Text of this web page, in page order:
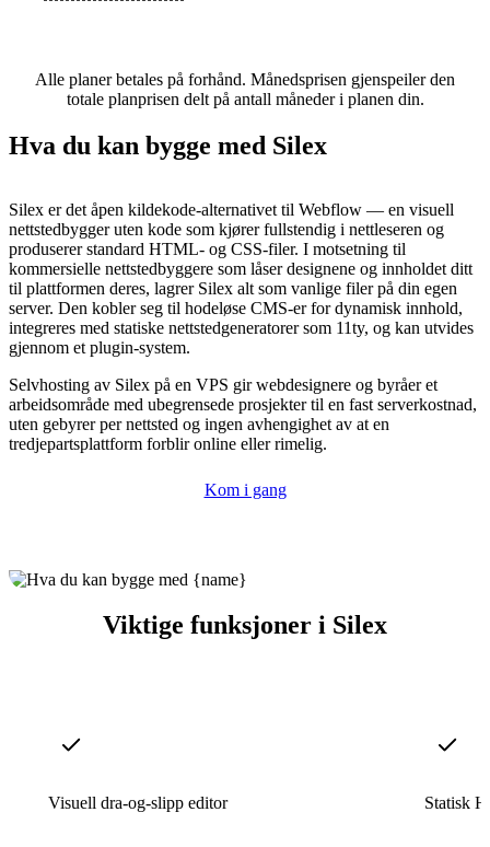
Alle planer betales på forhånd. Månedsprisen gjenspeiler den
totale planprisen delt på antall måneder i planen din.
Hva du kan bygge med Silex
Silex er det åpen kildekode-alternativet til Webflow — en visuell
nettstedbygger uten kode som kjører fullstendig i nettleseren og
produserer standard HTML- og CSS-filer. I motsetning til
kommersielle nettstedbyggere som låser designene og innholdet ditt
til plattformen deres, lagrer Silex alt som vanlige filer på din egen
server. Den kobler seg til hodeløse CMS-er for dynamisk innhold,
integreres med statiske nettstedgeneratorer som 11ty, og kan utvides
gjennom et plugin-system.
Selvhosting av Silex på en VPS gir webdesignere og byråer et
arbeidsområde med ubegrensede prosjekter til en fast serverkostnad,
uten gebyrer per nettsted og ingen avhengighet av at en
tredjepartsplattform forblir online eller rimelig.
Kom i gang
Viktige funksjoner i Silex
Visuell dra-og-slipp editor Statisk